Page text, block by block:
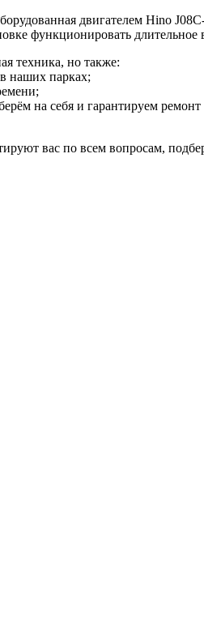
двигателем Hino
функционировать длительное
техника, но также:
наших парках;
на себя и гарантируем
вас по всем вопросам,